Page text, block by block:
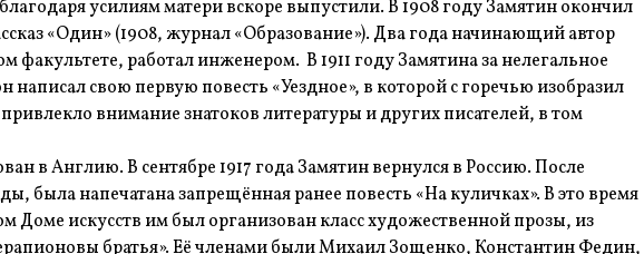
усилиям матери вскоре выпустили. В 1908 году Замятин окончил
«Один» (1908, журнал «Образование»). Два года начинающий автор
факультете, работал инженером. В 1911 году Замятина за нелегальное
свою первую повесть «Уездное», в которой с горечью изобразил
внимание знатоков литературы и других писателей, в том
в Англию. В сентябре 1917 года Замятин вернулся в Россию. После
была напечатана запрещённая ранее повесть «На куличках». В это время
Доме искусств им был организован класс художественной прозы, из
братья». Её членами были Михаил Зощенко, Константин Федин,